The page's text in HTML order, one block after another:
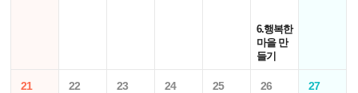
6.행복한
마을 만
들기
21 22 23 24 25 26 27